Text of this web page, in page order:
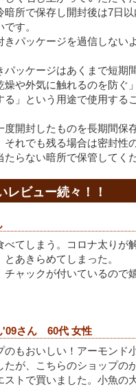
暗所で保存し開封後は7日
す。
パッケージを過信しないよ
パッケージはあくまで短期
燥や外気に触れるのを防ぐ
る」という用途で使用する
度開封したものを長期間保
それでも残る場合は密封性
たらない暗所で保管してく
レビュー続々！！
べてしまう。コロナ太りが
とあきらめてしまった。
チャックが付いているので
'09さん 60代 女性
のもおいしい！アーモンド
たが、こちらのショップの
ストで買いました。小魚の